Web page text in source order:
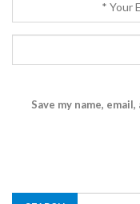
Save my name,